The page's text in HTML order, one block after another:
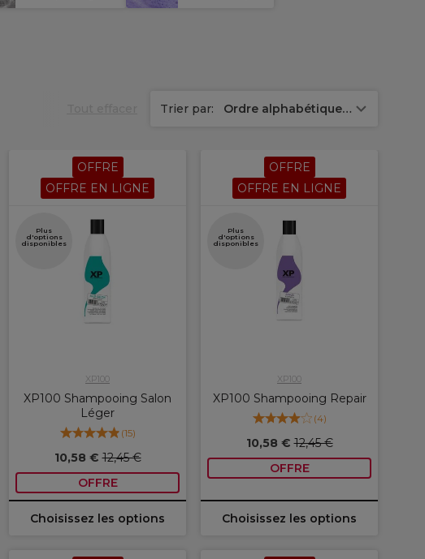
Trier par: Ordre alphabétique (Z-A)
OFFRE
OFFRE EN LIGNE
Plus
d'options
disponibles
XP100
XP100 Shampooing Salon
Léger
(15)
10,58 €12,45 €
OFFRE
Choisissez les options
OFFRE
OFFRE EN LIGNE
Plus
d'options
disponibles
XP100
XP100 Shampooing Repair
(4)
10,58 €12,45 €
OFFRE
Choisissez les options